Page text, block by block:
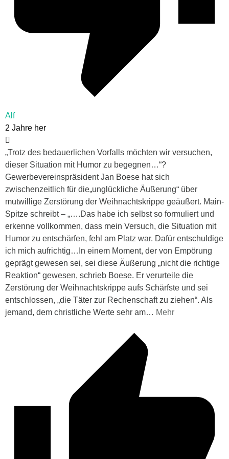
Alf
2 Jahre her
„Trotz des bedauerlichen Vorfalls möchten wir versuchen,
dieser Situation mit Humor zu begegnen…“?
Gewerbevereinspräsident Jan Boese hat sich
zwischenzeitlich für die„unglückliche Äußerung“ über
mutwillige Zerstörung der Weihnachtskrippe geäußert. Main-
Spitze schreibt – „….Das habe ich selbst so formuliert und
erkenne vollkommen, dass mein Versuch, die Situation mit
Humor zu entschärfen, fehl am Platz war. Dafür entschuldige
ich mich aufrichtig…In einem Moment, der von Empörung
geprägt gewesen sei, sei diese Äußerung „nicht die richtige
Reaktion“ gewesen, schrieb Boese. Er verurteile die
Zerstörung der Weihnachtskrippe aufs Schärfste und sei
entschlossen, „die Täter zur Rechenschaft zu ziehen“. Als
jemand, dem christliche Werte sehr am… Mehr